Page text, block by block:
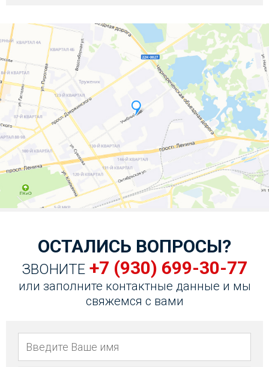
ОСТАЛИСЬ ВОПРОСЫ?
ЗВОНИТЕ +7 (930) 699-30-77
или заполните контактные данные и мы
свяжемся с вами